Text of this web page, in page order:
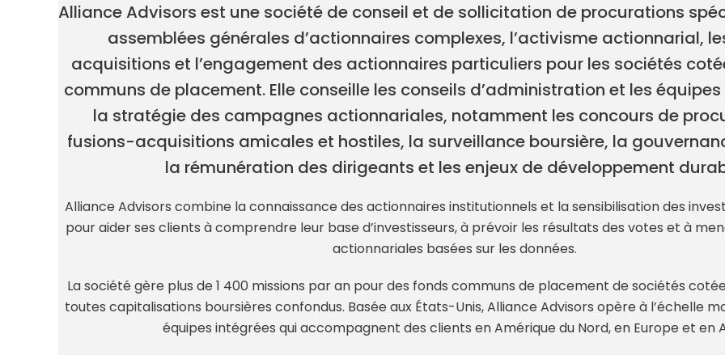
Alliance Advisors est une société de conseil et de sollicitation de procurations
assemblées générales d’actionnaires complexes, l’activisme actionnarial,
acquisitions et l’engagement des actionnaires particuliers pour les sociétés
communs de placement. Elle conseille les conseils d’administration et les
la stratégie des campagnes actionnariales, notamment les concours de
fusions-acquisitions amicales et hostiles, la surveillance boursière, la
la rémunération des dirigeants et les enjeux de développement
Alliance Advisors combine la connaissance des actionnaires institutionnels et la sensibilisation des
pour aider ses clients à comprendre leur base d’investisseurs, à prévoir les résultats des votes et à
actionnariales basées sur les données.
La société gère plus de 1 400 missions par an pour des fonds communs de placement de sociétés
toutes capitalisations boursières confondus. Basée aux États-Unis, Alliance Advisors opère à l’échelle
équipes intégrées qui accompagnent des clients en Amérique du Nord, en Europe et en